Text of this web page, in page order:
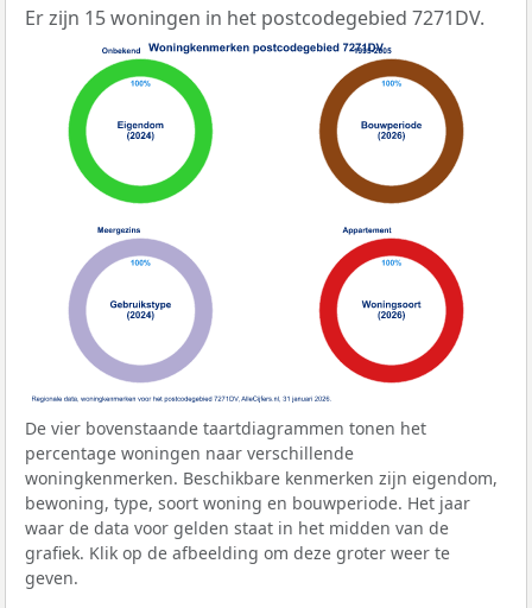
Er zijn 15 woningen in het postcodegebied 7271DV.
De vier bovenstaande taartdiagrammen tonen het
percentage woningen naar verschillende
woningkenmerken. Beschikbare kenmerken zijn eigendom,
bewoning, type, soort woning en bouwperiode. Het jaar
waar de data voor gelden staat in het midden van de
grafiek. Klik op de afbeelding om deze groter weer te
geven.